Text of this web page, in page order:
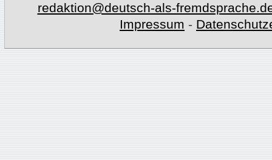
redaktion@deutsch-als-
Impressum -